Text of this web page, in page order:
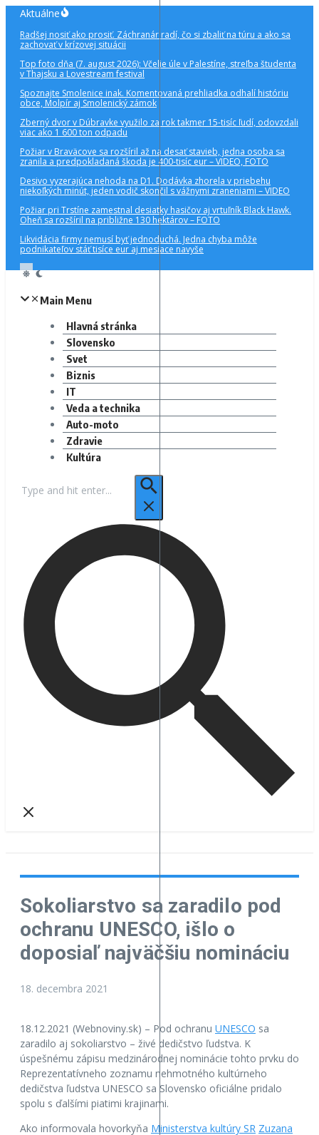
Preskočiť
obsah
Aktuálne
Radšej nosiť ako prosiť. Záchranár radí, čo si zbaliť na túru a ako sa
zachovať v krízovej situácii
Top foto dňa (7. august 2026): Včelie úle v Palestíne, streľba študenta
v Thajsku a Lovestream festival
Spoznajte Smolenice inak. Komentovaná prehliadka odhalí históriu
obce, Molpír aj Smolenický zámok
Zberný dvor v Dúbravke využilo za rok takmer 15-tisíc ľudí, odovzdali
viac ako 1 600 ton odpadu
Požiar v Braväcove sa rozšíril až na desať stavieb, jedna osoba sa
zranila a predpokladaná škoda je 400-tisíc eur – VIDEO, FOTO
Desivo vyzerajúca nehoda na D1. Dodávka zhorela v priebehu
niekoľkých minút, jeden vodič skončil s vážnymi zraneniami – VIDEO
Požiar pri Trstíne zamestnal desiatky hasičov aj vrtuľník Black Hawk.
Oheň sa rozšíril na približne 130 hektárov – FOTO
Likvidácia firmy nemusí byť jednoduchá. Jedna chyba môže
podnikateľov stáť tisíce eur aj mesiace navyše
Main Menu
Hlavná stránka
Slovensko
Svet
Biznis
IT
Veda a technika
Auto-moto
Zdravie
Kultúra
Sokoliarstvo sa zaradilo pod
ochranu UNESCO, išlo o
doposiaľ najväčšiu nomináciu
18. decembra 2021
18.12.2021 (Webnoviny.sk) – Pod ochranu UNESCO sa
zaradilo aj sokoliarstvo – živé dedičstvo ľudstva. K
úspešnému zápisu medzinárodnej nominácie tohto prvku do
Reprezentatívneho zoznamu nehmotného kultúrneho
dedičstva ľudstva UNESCO sa Slovensko oficiálne pridalo
spolu s ďalšími piatimi krajinami.
Ako informovala hovorkyňa Ministerstva kultúry SR Zuzana